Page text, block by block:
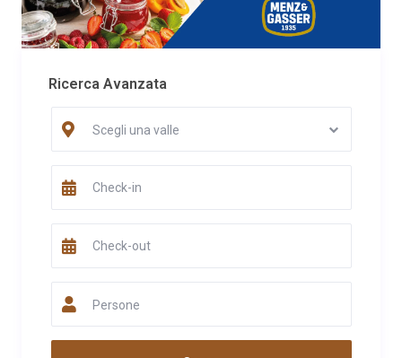
Ricerca Avanzata
Scegli una valle
Persone